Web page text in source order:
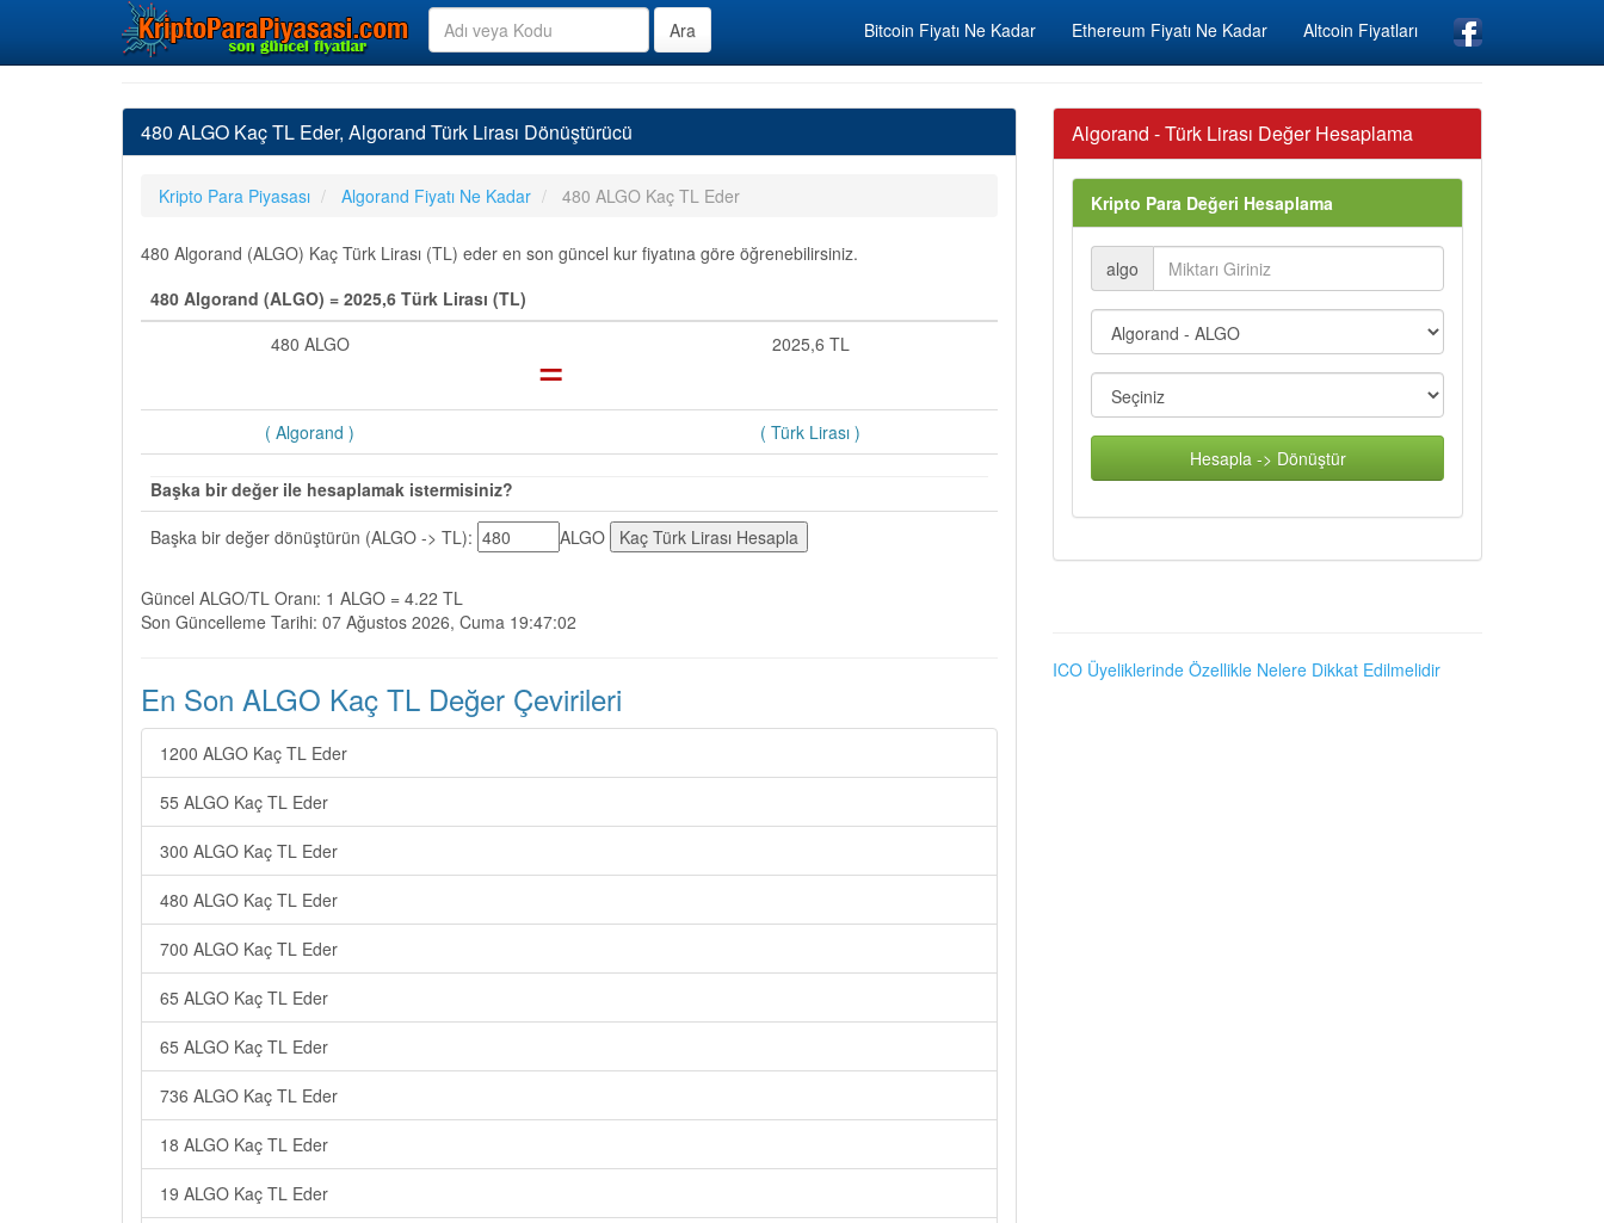
Bitcoin Fiyatı Ne Kadar Ethereum Fiyatı Ne Kadar Altcoin Fiyatları
480 ALGO Kaç TL Eder, Algorand Türk Lirası Dönüştürücü
Kripto Para Piyasası Algorand Fiyatı Ne Kadar 480 ALGO Kaç TL Eder
480 Algorand (ALGO) Kaç Türk Lirası (TL) eder en son güncel kur fiyatına göre öğrenebilirsiniz.
480 Algorand (ALGO) = 2025,6 Türk Lirası (TL)
480 ALGO
= 2025,6 TL
( Algorand ) ( Türk Lirası )
Başka bir değer ile hesaplamak istermisiniz?
Başka bir değer dönüştürün (ALGO -> TL):
ALGO
Güncel ALGO/TL Oranı: 1 ALGO = 4.22 TL
Son Güncelleme Tarihi: 07 Ağustos 2026, Cuma 19:47:02
En Son ALGO Kaç TL Değer Çevirileri
1200 ALGO Kaç TL Eder
55 ALGO Kaç TL Eder
300 ALGO Kaç TL Eder
480 ALGO Kaç TL Eder
700 ALGO Kaç TL Eder
65 ALGO Kaç TL Eder
65 ALGO Kaç TL Eder
736 ALGO Kaç TL Eder
18 ALGO Kaç TL Eder
19 ALGO Kaç TL Eder
Algorand - Türk Lirası Değer Hesaplama
Kripto Para Değeri Hesaplama
algo
Hesapla -> Dönüştür
ICO Üyeliklerinde Özellikle Nelere Dikkat Edilmelidir